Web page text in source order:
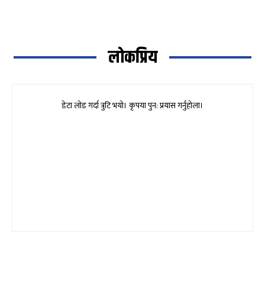
लोकप्रिय
डेटा लोड गर्दा त्रुटि भयो। कृपया पुन: प्रयास गर्नुहोला।